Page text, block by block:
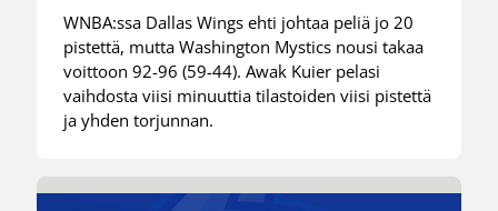
WNBA:ssa Dallas Wings ehti johtaa peliä jo 20
pistettä, mutta Washington Mystics nousi takaa
voittoon 92-96 (59-44). Awak Kuier pelasi
vaihdosta viisi minuuttia tilastoiden viisi pistettä
ja yhden torjunnan.